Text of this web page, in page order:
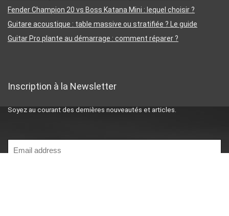
Fender Champion 20 vs Boss Katana Mini : lequel choisir ?
Guitare acoustique : table massive ou stratifiée ? Le guide
Guitar Pro plante au démarrage : comment réparer ?
Inscription à la Newsletter
Soyez au courant des dernières nouveautés et articles.